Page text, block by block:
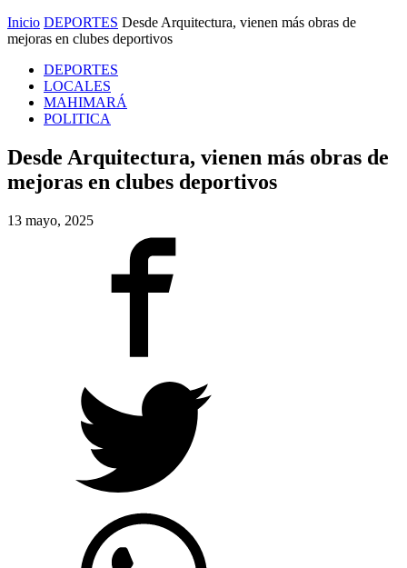
Inicio DEPORTES Desde Arquitectura, vienen más obras de
mejoras en clubes deportivos
DEPORTES
LOCALES
MAHIMARÁ
POLITICA
Desde Arquitectura, vienen más obras de
mejoras en clubes deportivos
13 mayo, 2025